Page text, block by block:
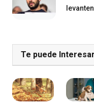
Te puede Interesar